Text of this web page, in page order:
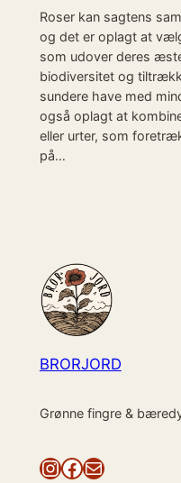
Roser kan sagtens
og det er oplagt at
som udover deres
biodiversitet og
sundere have med
også oplagt at
eller urter, som
på…
BRORJORD
Grønne fingre &
InstagramFacebook Mail